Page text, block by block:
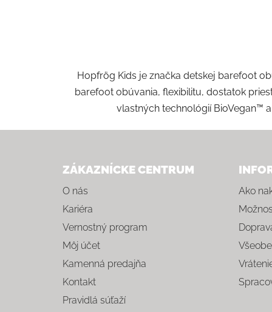
Hopfrög Kids je značka detskej barefoot
barefoot obúvania, flexibilitu, dostatok
vlastných technológií BioVegan™
ZÁKAZNÍCKE CENTRUM
O nás
Kariéra
Vernostný program
Môj účet
Kamenná predajňa
Kontakt
Pravidlá súťaží
Ako